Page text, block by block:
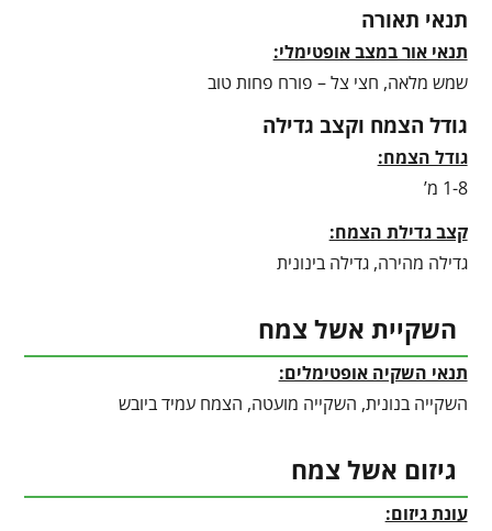
תנאי תאורה
תנאי אור במצב אופטימלי:
שמש מלאה, חצי צל – פורח פחות טוב
גודל הצמח וקצב גדילה
גודל הצמח:
1-8 מ’
קצב גדילת הצמח:
גדילה מהירה, גדילה בינונית
השקיית אשל צמח
תנאי השקיה אופטימלים:
השקייה בנונית, השקייה מועטה, הצמח עמיד ביובש
גיזום אשל צמח
עונת גיזום: